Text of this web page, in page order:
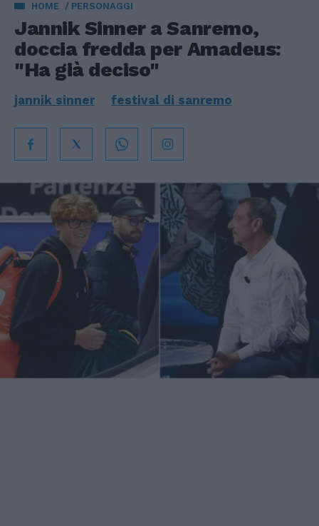
HOME PERSONAGGI
Jannik Sinner a Sanremo,
doccia fredda per Amadeus:
"Ha già deciso"
jannik sinner festival di sanremo